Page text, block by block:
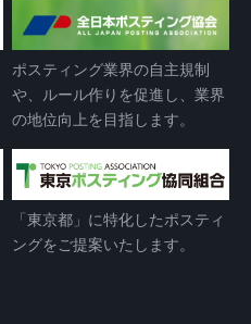
ポスティング業界の自主規制
や、ルール作りを促進し、業界
の地位向上を目指します。
「東京都」に特化したポスティ
ングをご提案いたします。